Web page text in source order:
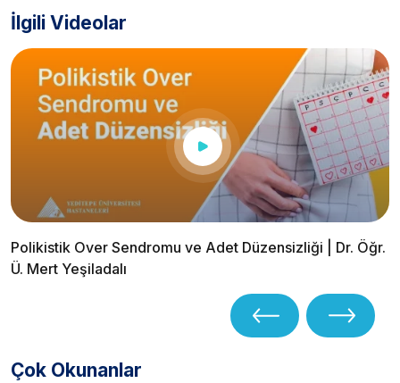
İlgili Videolar
Polikistik Over Sendromu ve Adet Düzensizliği | Dr. Öğr.
Ü. Mert Yeşiladalı
Çok Okunanlar